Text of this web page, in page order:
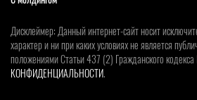
Дисклеймер: Данный интернет-сайт носит
характер и ни при каких условиях не является
положениями Статьи 437 (2) Гражданского
КОНФИДЕНЦИАЛЬНОСТИ.